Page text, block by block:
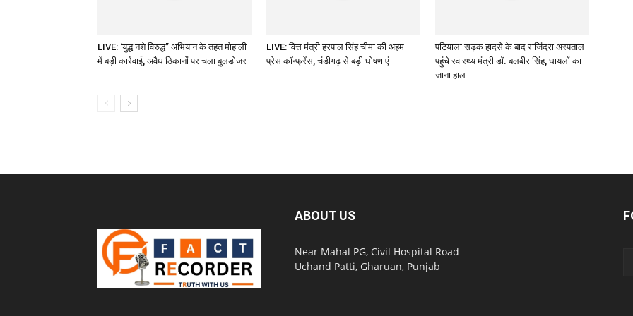
LIVE: ‘युद्ध नशे विरुद्ध” अभियान के तहत मोहाली
में बड़ी कार्रवाई, अवैध ठिकानों पर चला बुलडोजर
LIVE: वित्त मंत्री हरपाल सिंह चीमा की अहम
प्रेस कॉन्फ्रेंस, चंडीगढ़ से बड़ी घोषणाएं
पटियाला सड़क हादसे के बाद राजिंदरा अस्पताल
पहुंचे स्वास्थ्य मंत्री डॉ. बलबीर सिंह, घायलों का
जाना हाल
ABOUT US
Near Mahal PG, Civil Hospital Road
Uchand Patti, Gharuan, Punjab